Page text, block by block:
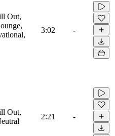
Out,
3:02 -
Out,
2:21 -